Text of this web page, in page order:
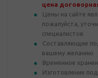
цена
Цены на сайте
пожалуйста,
специалистов
Составляющие
вашему желанию
Временное
Изготовление